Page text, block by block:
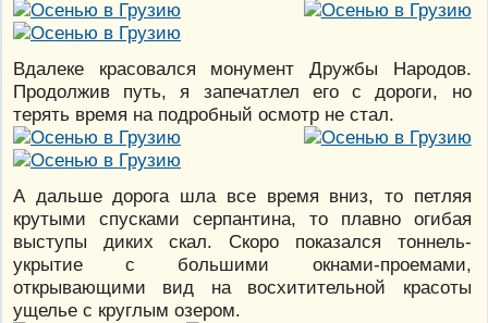
Вдалеке красовался монумент Дружбы Народов.
Продолжив путь, я запечатлел его с дороги, но
терять время на подробный осмотр не стал.
А дальше дорога шла все время вниз, то петляя
крутыми спусками серпантина, то плавно огибая
выступы диких скал. Скоро показался тоннель-
укрытие с большими окнами-проемами,
открывающими вид на восхитительной красоты
ущелье с круглым озером.